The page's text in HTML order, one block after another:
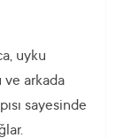
uyku
ve arkada
sayesinde